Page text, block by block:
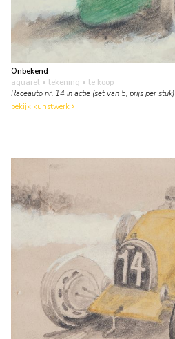
Onbekend
aquarel • tekening • te koop
Raceauto nr. 14 in actie (set van 5, prijs per stuk)
bekijk kunstwerk